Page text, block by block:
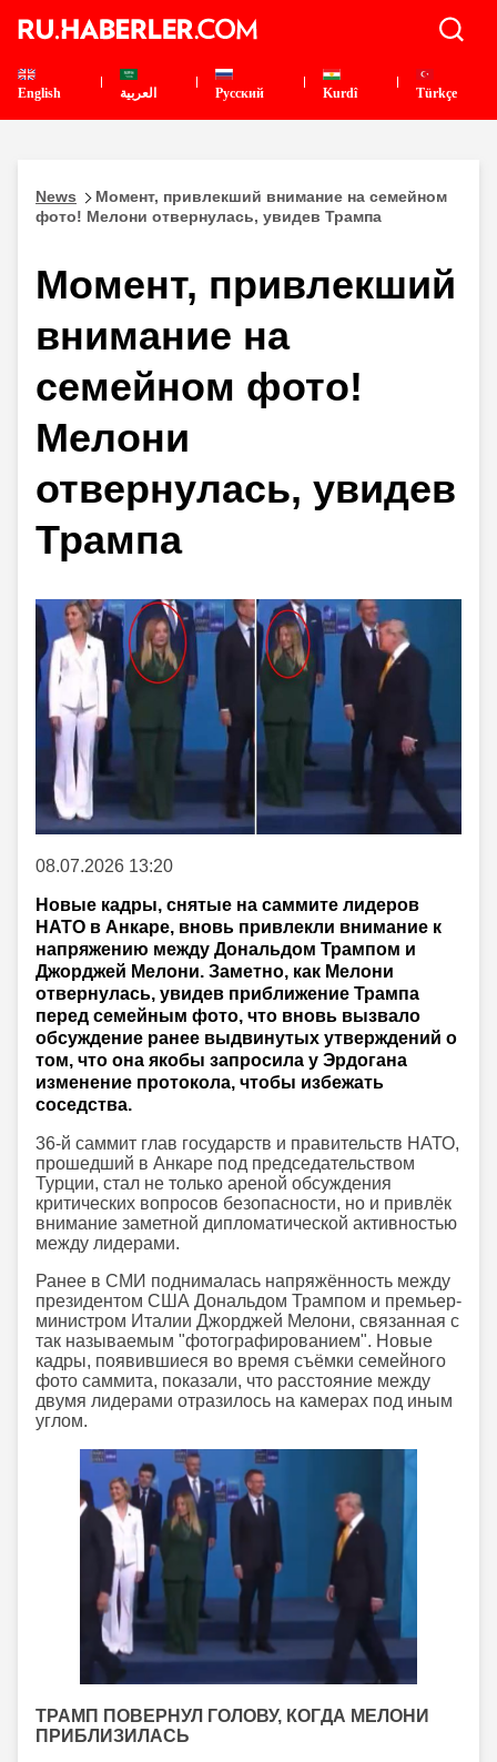
English العربية Pусский Kurdî Türkçe
News
Момент, привлекший внимание на семейном
фото! Мелони отвернулась, увидев Трампа
Момент, привлекший
внимание на
семейном фото!
Мелони
отвернулась, увидев
Трампа
08.07.2026 13:20
Новые кадры, снятые на саммите лидеров
НАТО в Анкаре, вновь привлекли внимание к
напряжению между Дональдом Трампом и
Джорджей Мелони. Заметно, как Мелони
отвернулась, увидев приближение Трампа
перед семейным фото, что вновь вызвало
обсуждение ранее выдвинутых утверждений о
том, что она якобы запросила у Эрдогана
изменение протокола, чтобы избежать
соседства.
36-й саммит глав государств и правительств НАТО,
прошедший в Анкаре под председательством
Турции, стал не только ареной обсуждения
критических вопросов безопасности, но и привлёк
внимание заметной дипломатической активностью
между лидерами.
Ранее в СМИ поднималась напряжённость между
президентом США Дональдом Трампом и премьер-
министром Италии Джорджей Мелони, связанная с
так называемым "фотографированием". Новые
кадры, появившиеся во время съёмки семейного
фото саммита, показали, что расстояние между
двумя лидерами отразилось на камерах под иным
углом.
ТРАМП ПОВЕРНУЛ ГОЛОВУ, КОГДА МЕЛОНИ
ПРИБЛИЗИЛАСЬ